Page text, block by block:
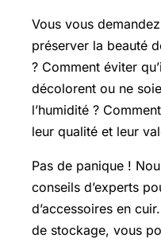
Vous vous
préserver la beauté
? Comment éviter
décolorent ou ne
l’humidité ?
leur qualité et leur
Pas de panique !
conseils d’experts
d’accessoires en
de stockage, vous